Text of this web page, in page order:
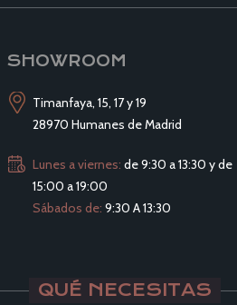
SHOWROOM
Timanfaya, 15, 17 y 19
28970 Humanes de Madrid
Lunes a viernes:de 9:30 a 13:30 y de
15:00 a 19:00
Sábados de:9:30 A 13:30
QUÉ NECESITAS